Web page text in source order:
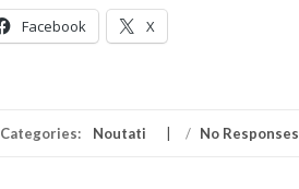
Facebook X
Categories: Noutati / No Responses